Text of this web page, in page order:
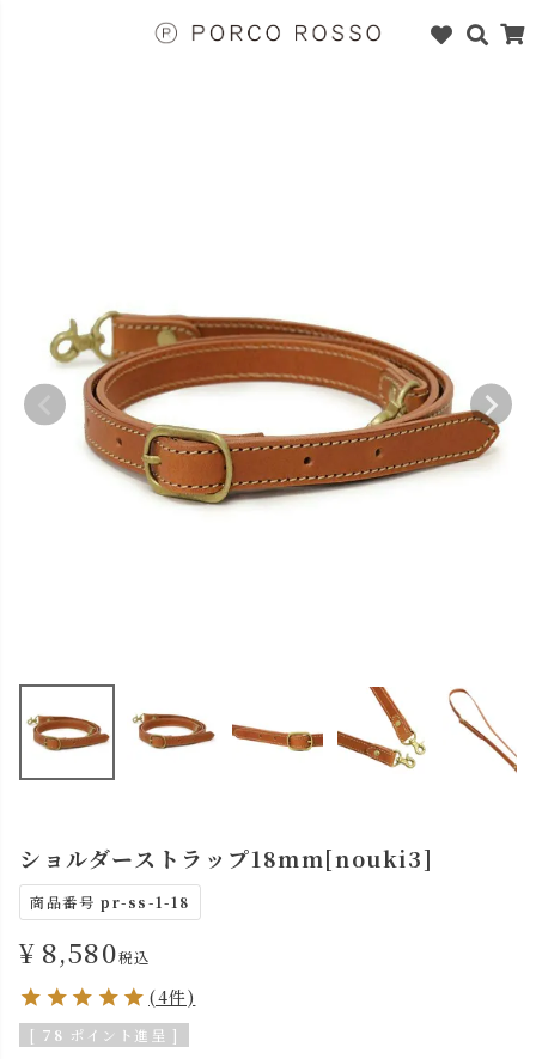
ショルダーストラップ18mm[nouki3]
商品番号 pr-ss-1-18
¥ 8,580税込
(4件)
[ 78 ポイント進呈 ]